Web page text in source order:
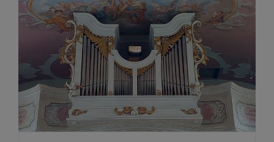
Jun 2026
Mai 2026
Apr 2026
Mär 2026
Feb 2026
Jan 2026
Dez 2025
Nov 2025